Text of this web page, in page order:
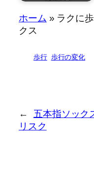
“`html 5本…
近藤祐司
製品定…
ホーム » ラクに
クス
歩行 歩行の変化
←
五本指ソック
リスク